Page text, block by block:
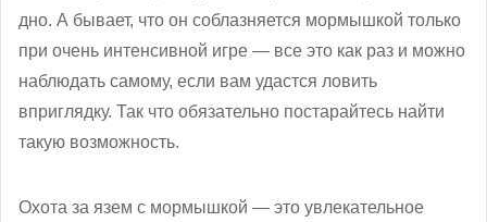
дно. А бывает, что он соблазняется мормышкой только
при очень интенсивной игре — все это как раз и можно
наблюдать самому, если вам удастся ловить
вприглядку. Так что обязательно постарайтесь найти
такую возможность.
Охота за язем с мормышкой — это увлекательное